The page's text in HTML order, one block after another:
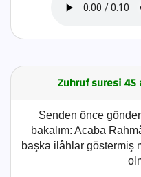
Zuhruf suresi
Senden önce
bakalım: Acaba
başka ilâhlar göstermiş